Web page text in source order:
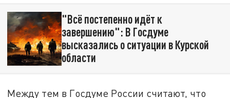
"Всё постепенно идёт к
завершению": В Госдуме
высказались о ситуации в Курской
области
Между тем в Госдуме России считают, что